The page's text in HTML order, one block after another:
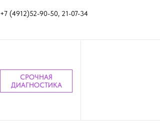
+7 (4912)52-90-50, 21-07-34
СРОЧНАЯ
ДИАГНОСТИКА